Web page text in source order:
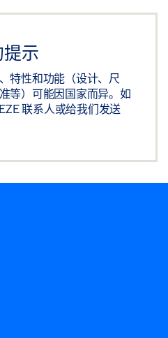
示
特性和功能（设计、尺
等）可能因国家而异。如
联系人或给我们发送